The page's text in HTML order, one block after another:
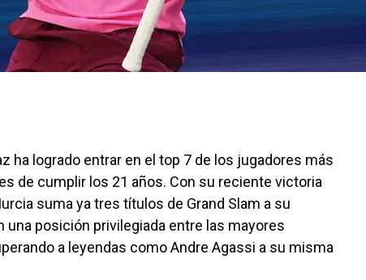
ha logrado entrar en el top 7 de los jugadores más
de cumplir los 21 años. Con su reciente victoria
suma ya tres títulos de Grand Slam a su
una posición privilegiada entre las mayores
a leyendas como Andre Agassi a su misma